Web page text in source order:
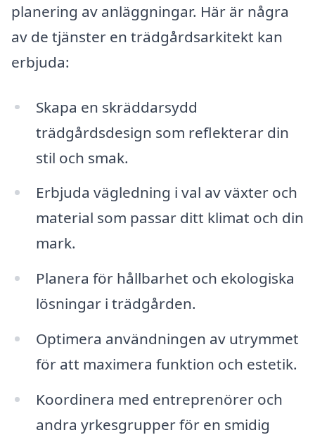
planering av anläggningar. Här är några
av de tjänster en trädgårdsarkitekt kan
erbjuda:
Skapa en skräddarsydd
trädgårdsdesign som reflekterar din
stil och smak.
Erbjuda vägledning i val av växter och
material som passar ditt klimat och din
mark.
Planera för hållbarhet och ekologiska
lösningar i trädgården.
Optimera användningen av utrymmet
för att maximera funktion och estetik.
Koordinera med entreprenörer och
andra yrkesgrupper för en smidig